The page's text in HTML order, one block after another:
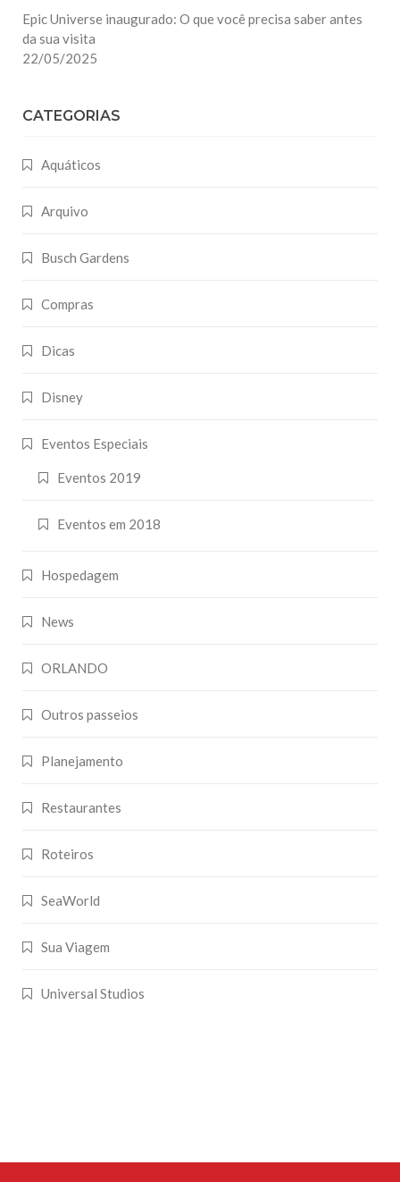
Epic Universe inaugurado: O que você precisa saber antes
da sua visita
22/05/2025
CATEGORIAS
Aquáticos
Arquivo
Busch Gardens
Compras
Dicas
Disney
Eventos Especiais
Eventos 2019
Eventos em 2018
Hospedagem
News
ORLANDO
Outros passeios
Planejamento
Restaurantes
Roteiros
SeaWorld
Sua Viagem
Universal Studios